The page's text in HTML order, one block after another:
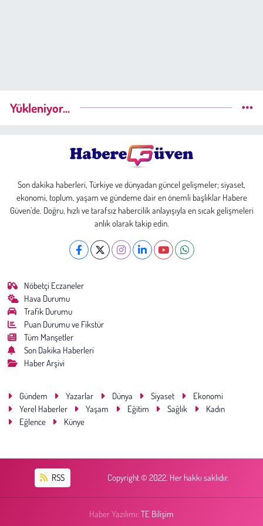
Yükleniyor...
Son dakika haberleri, Türkiye ve dünyadan güncel gelişmeler; siyaset,
ekonomi, toplum, yaşam ve gündeme dair en önemli başlıklar Habere
Güven’de. Doğru, hızlı ve tarafsız habercilik anlayışıyla en sıcak gelişmeleri
anlık olarak takip edin.
Nöbetçi Eczaneler
Hava Durumu
Trafik Durumu
Puan Durumu ve Fikstür
Tüm Manşetler
Son Dakika Haberleri
Haber Arşivi
Gündem Yazarlar Dünya Siyaset
Ekonomi
Yerel Haberler
Yaşam Eğitim Sağlık
Kadın
Eğlence
Künye
RSS Copyright © 2022. Her hakkı saklıdır.
Haber Yazılımı: TE Bilişim